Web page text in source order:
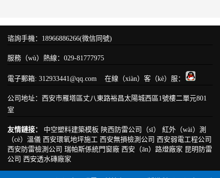
谘詢手機：18966886266(微信同號)
服務（wù）熱線：029-81777975
電子郵箱: 312933441@qq.com 在線（xiàn）客（kè）服：
公司地址：西安市雁塔區丈八東路裕昌太陽城西區1號樓二單元801
室
友情鏈接： 中空塑料建築模板 陝西防雷公司（sī）
紅外（wài）測
（cè）溫儀 西安環氧地坪施工 西安無損檢測公司 西安弱電工程公司
西安防雷檢測公司 瑞帕斯係統門窗廠 西安（ān）路燈廠家 昆明防雷
公司 西安透水磚廠家